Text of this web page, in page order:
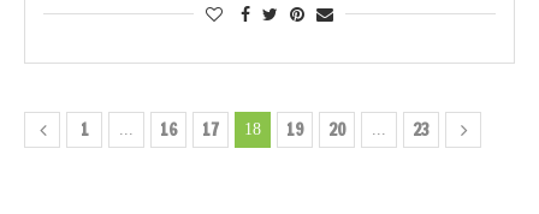
1 ... 16 17 18 19 20 ... 23